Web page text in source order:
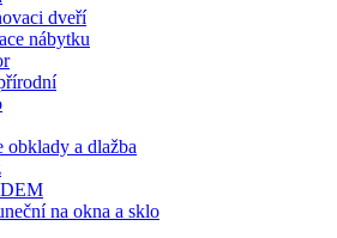
dveří
nábytku
obklady a dlažba
na okna a sklo